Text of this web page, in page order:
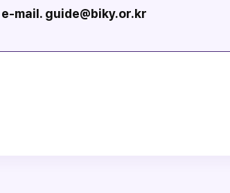
guide@biky.or.kr